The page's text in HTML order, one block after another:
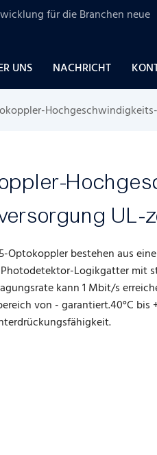
fürdie Branchen neue
UNS NACHRICHT
UL-
Optokoppler bestehen aus
Logikgatter mit
kann 1 Mbit/s
von - garantiert.40°C bis